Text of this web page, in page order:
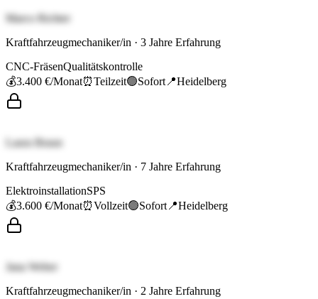
Marco Richter
Kraftfahrzeugmechaniker/in · 3 Jahre Erfahrung
CNC-FräsenQualitätskontrolle
💰3.400 €/Monat⏰Teilzeit🟢Sofort 📍Heidelberg
Laura Braun
Kraftfahrzeugmechaniker/in · 7 Jahre Erfahrung
ElektroinstallationSPS
💰3.600 €/Monat⏰Vollzeit🟢Sofort 📍Heidelberg
Jana Weber
Kraftfahrzeugmechaniker/in · 2 Jahre Erfahrung